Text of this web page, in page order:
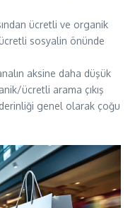
ücretli ve organik
sosyalin önünde
aksine daha düşük
ücretli arama çıkış
genel olarak çoğu